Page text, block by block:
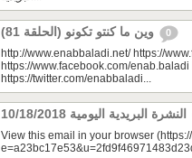
0
http://www.enabbaladi.net/ https://
https://www.facebook.com/
https://twitter.com/enabbaladi...
View this email in your browser